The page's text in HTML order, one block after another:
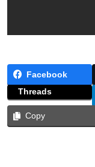
Facebook
Threads
Copy